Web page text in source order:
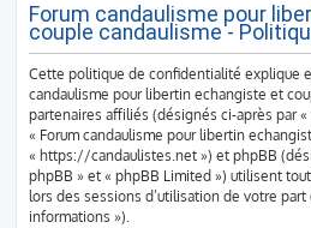
r
c
h
e
r
Forum candaulisme pour
couple candaulisme -
Cette politique de confidentialité explique
candaulisme pour libertin echangiste et
partenaires affiliés (désignés ci-après par «
« Forum candaulisme pour libertin
« https://candaulistes.net ») et phpBB
phpBB » et « phpBB Limited ») utilisent
lors des sessions d’utilisation de votre
informations »).